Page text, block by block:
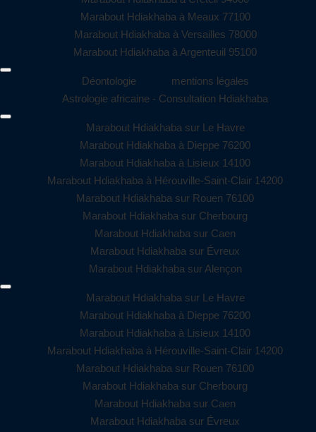
Marabout Hdiakhaba à Meaux 77100
Marabout Hdiakhaba à Versailles 78000
Marabout Hdiakhaba à Argenteuil 95100
Déontologie
mentions légales
Astrologie africaine - Consultation Hdiakhaba
Marabout Hdiakhaba sur Le Havre
Marabout Hdiakhaba à Dieppe 76200
Marabout Hdiakhaba à Lisieux 14100
Marabout Hdiakhaba à Hérouville-Saint-Clair 14200
Marabout Hdiakhaba sur Rouen 76100
Marabout Hdiakhaba sur Cherbourg
Marabout Hdiakhaba sur Caen
Marabout Hdiakhaba sur Évreux
Marabout Hdiakhaba sur Alençon
Marabout Hdiakhaba sur Le Havre
Marabout Hdiakhaba à Dieppe 76200
Marabout Hdiakhaba à Lisieux 14100
Marabout Hdiakhaba à Hérouville-Saint-Clair 14200
Marabout Hdiakhaba sur Rouen 76100
Marabout Hdiakhaba sur Cherbourg
Marabout Hdiakhaba sur Caen
Marabout Hdiakhaba sur Évreux